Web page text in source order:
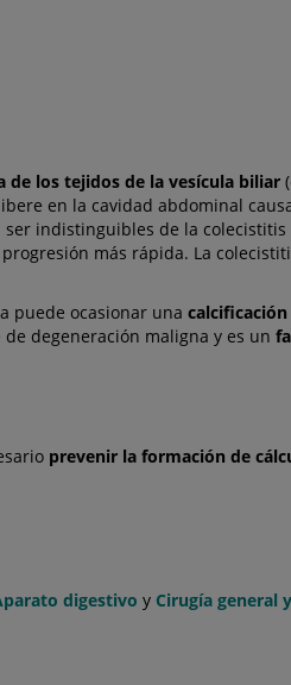
de los tejidos de la vesícula biliar
en la cavidad abdominal
indistinguibles de la
más rápida. La
puede ocasionar una
degeneración maligna y es un
prevenir la formación de
digestivo y Cirugía general